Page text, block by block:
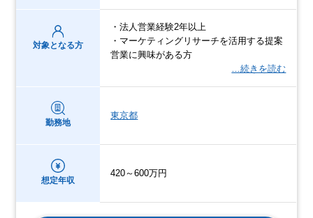
対象となる方
・法人営業経験2年以上
・マーケティングリサーチを活用する提案
営業に興味がある方
…続きを読む
勤務地
東京都
想定年収
420～600万円